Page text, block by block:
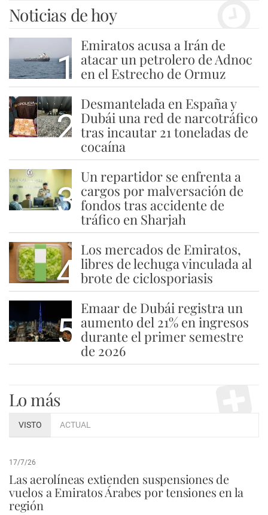
Noticias de hoy
1
Emiratos acusa a Irán de
atacar un petrolero de Adnoc
en el Estrecho de Ormuz
2
Desmantelada en España y
Dubái una red de narcotráfico
tras incautar 21 toneladas de
cocaína
3
Un repartidor se enfrenta a
cargos por malversación de
fondos tras accidente de
tráfico en Sharjah
4
Los mercados de Emiratos,
libres de lechuga vinculada al
brote de ciclosporiasis
5
Emaar de Dubái registra un
aumento del 21% en ingresos
durante el primer semestre
de 2026
Lo más
VISTO ACTUAL
17/7/26
Las aerolíneas extienden suspensiones de
vuelos a Emiratos Árabes por tensiones en la
región